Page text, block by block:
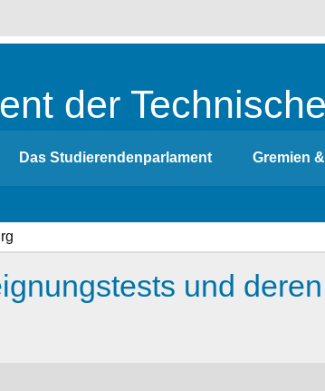
der
Das Studierendenparlament Gremien
und deren